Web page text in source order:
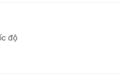
độ